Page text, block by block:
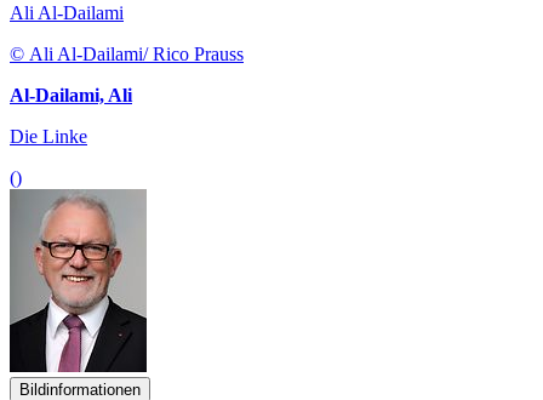
Ali Al-Dailami
© Ali Al-Dailami/ Rico Prauss
Al-Dailami, Ali
Die Linke
()
Bildinformationen